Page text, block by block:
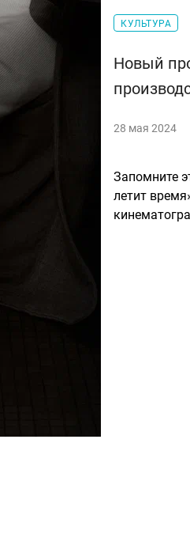
КУЛЬТУРА
Новый
28 мая 2024
Запомните
летит